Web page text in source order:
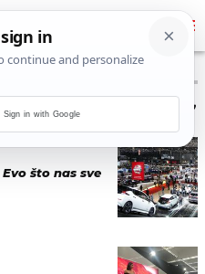
ZA TAG “NAJVEĆE ZVIJEZDE ”
što nas sve
Sign in with Google